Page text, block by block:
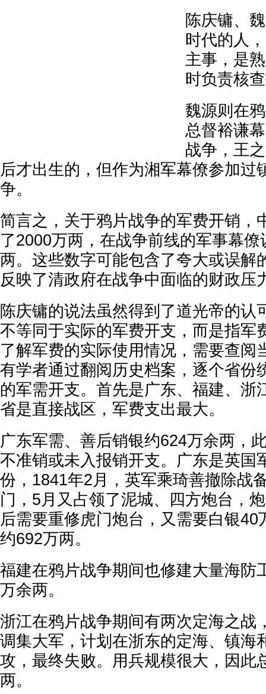
陈庆镛、
时代的人
主事，是
时负责核
魏源则在
总督裕谦
战争，王
后才出生的，但作为湘军幕僚参加过
争。
简言之，关于鸦片战争的军费开销，
了2000万两，在战争前线的军事幕
两。这些数字可能包含了夸大或误解
反映了清政府在战争中面临的财政压
陈庆镛的说法虽然得到了道光帝的认
不等同于实际的军费开支，而是指军
了解军费的实际使用情况，需要查阅
有学者通过翻阅历史档案，逐个省份
的军需开支。首先是广东、福建、浙
省是直接战区，军费支出最大。
广东军需、善后销银约624万余两，
不准销或未入报销开支。广东是英国
份，1841年2月，英军乘琦善撤除战
门，5月又占领了泥城、四方炮台，
后需要重修虎门炮台，又需要白银40
约692万两。
福建在鸦片战争期间也修建大量海防
万余两。
浙江在鸦片战争期间有两次定海之战
调集大军，计划在浙东的定海、镇海
攻，最终失败。用兵规模很大，因此
两。